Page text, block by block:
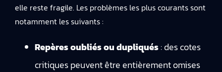
elle reste fragile. Les problèmes les plus courants sont
notamment les suivants :
Repères oubliés ou dupliqués: des cotes
critiques peuvent être entièrement omises